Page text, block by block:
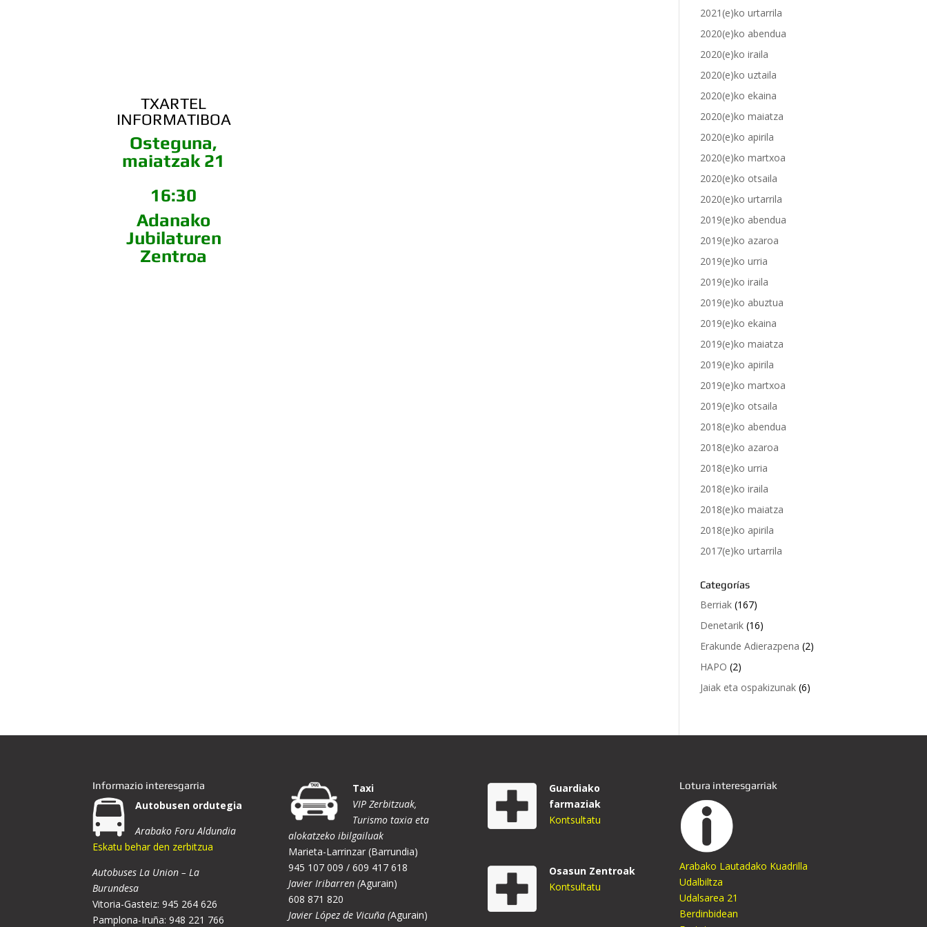
TXARTEL
INFORMATIBOA
Osteguna,
maiatzak 21
16:30
Adanako
Jubilaturen
Zentroa
2021(e)ko urtarrila
2020(e)ko abendua
2020(e)ko iraila
2020(e)ko uztaila
2020(e)ko ekaina
2020(e)ko maiatza
2020(e)ko apirila
2020(e)ko martxoa
2020(e)ko otsaila
2020(e)ko urtarrila
2019(e)ko abendua
2019(e)ko azaroa
2019(e)ko urria
2019(e)ko iraila
2019(e)ko abuztua
2019(e)ko ekaina
2019(e)ko maiatza
2019(e)ko apirila
2019(e)ko martxoa
2019(e)ko otsaila
2018(e)ko abendua
2018(e)ko azaroa
2018(e)ko urria
2018(e)ko iraila
2018(e)ko maiatza
2018(e)ko apirila
2017(e)ko urtarrila
Categorías
Berriak (167)
Denetarik (16)
Erakunde Adierazpena (2)
HAPO (2)
Jaiak eta ospakizunak (6)
Informazio interesgarria
Autobusen ordutegia
Arabako Foru Aldundia
Eskatu behar den zerbitzua
Autobuses La Union – La
Burundesa
Vitoria-Gasteiz: 945 264 626
Pamplona-Iruña: 948 221 766
Taxi
VIP Zerbitzuak,
Turismo taxia eta
alokatzeko ibilgailuak
Marieta-Larrinzar (Barrundia)
945 107 009 / 609 417 618
Javier Iribarren (Agurain)
608 871 820
Javier López de Vicuña (Agurain)
Guardiako
farmaziak
Kontsultatu
Osasun Zentroak
Kontsultatu
Lotura interesgarriak
Arabako Lautadako Kuadrilla
Udalbiltza
Udalsarea 21
Berdinbidean